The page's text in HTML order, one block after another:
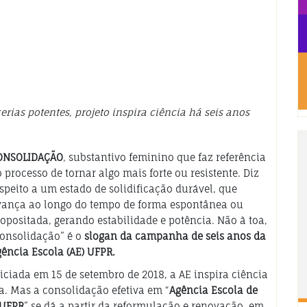
potentes, projeto inspira ciência há seis anos
, substantivo feminino que faz referência
processo de tornar algo mais forte ou resistente. Diz
a um estado de solidificação durável, que
ao longo do tempo de forma espontânea ou
gerando estabilidade e potência. Não à toa,
é o slogan da campanha de seis anos da
Escola (AE) UFPR.
em 15 de setembro de 2018, a AE inspira ciência
Mas a consolidação efetiva em “Agência Escola de